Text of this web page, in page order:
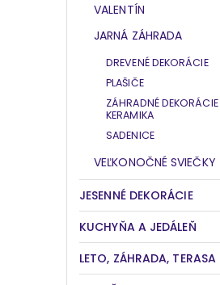
VALENTÍN
JARNÁ ZÁHRADA
DREVENÉ DEKORÁCIE
PLAŠIČE
ZÁHRADNÉ
KERAMIKA
SADENICE
VEĽKONOČNÉ SVIEČKY
JESENNÉ DEKORÁCIE
KUCHYŇA A JEDÁLEŇ
LETO, ZÁHRADA, TERASA